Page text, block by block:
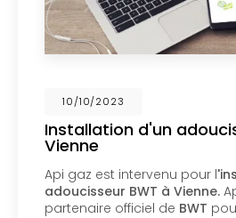
02/10/2023
Nouveau support de
web
Api Gaz à Viennevous
support de communication
sociétéBIIM COM . Vous